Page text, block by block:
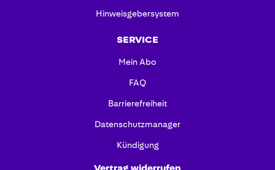
Hinweisgebersystem
SERVICE
Mein Abo
FAQ
Barrierefreiheit
Datenschutzmanager
Kündigung